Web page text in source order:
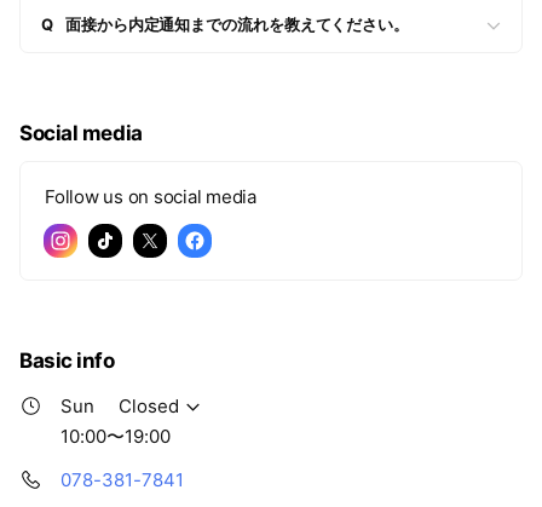
Q 面接から内定通知までの流れを教えてください。
Social media
Follow us on social media
Basic info
Sun
Closed
10:00〜19:00
078-381-7841